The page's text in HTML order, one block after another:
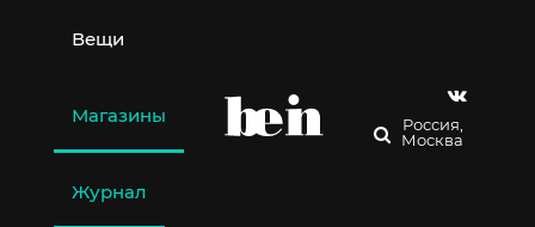
содержимому
Вещи
Магазины
Журнал
Россия,
Москва